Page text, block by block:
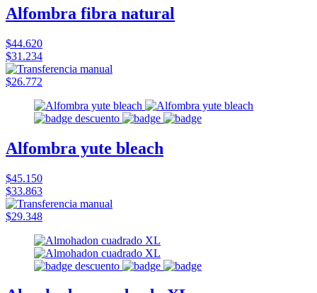
Alfombra fibra natural
$44.620
$31.234
$26.772
Alfombra yute bleach
$45.150
$33.863
$29.348